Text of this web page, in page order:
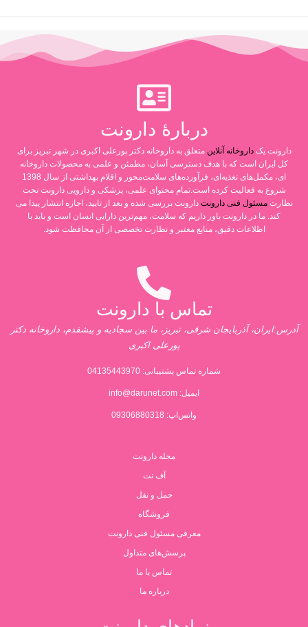
دربارۀ دارونت
دارونت یکداروخانه آنلاین متعلق به داروخانه دکتر پورعلی اکبری در شهر تبریز برای
کل ایران است که با هدف دسترسی آسان، مطمئن و علمی به محصولات داروخانه
ای، مکمل‌های تغذیه‌ای، فرآورده‌های سلامت‌محور و اقلام بهداشتی از سال 1398
شروع به فعالیت کرده است.تمام محتوای علمی، پزشکی و دارویی دارونت تحت
نظارتمسئول فنی دارونت دارونت بررسی شده و بعد از تایید، اجازه انتشار پیدا می
کند. ما در دارونت باور داریم که سلامت، مهم‌ترین دارایی انسان است و باید با
اطلاعات دقیق، منابع معتبر و نظارت تخصصی از آن محافظت شود.
تماس با دارونت
آدرس:ایران، آذربایجان شرقی، تبریز، ما بین سجادیه و پیشقدم، داروخانه دکتر
پورعلی اکبری
شماره تماس پشتیبانی: 04135443970
ایمیل: info@darunet.com
واتس‌اپ: 09306880318
مجله دارونت
آف نت
حمل و نقل
فروشگاه
معرفی مسئول فنی دارونت
پرسش‌های متداول
تماس با ما
درباره ما